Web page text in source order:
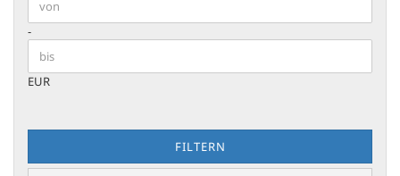
Preis bis
-
EUR
FILTERN